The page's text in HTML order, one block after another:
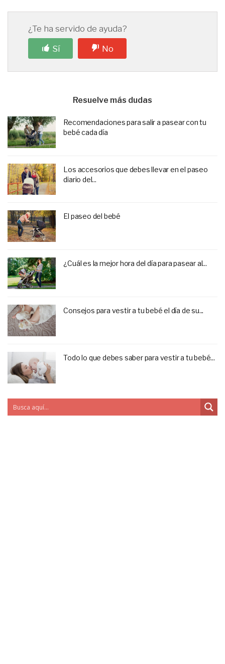
¿Te ha servido de ayuda?
Sí
No
Resuelve más dudas
Recomendaciones para salir a pasear con tu
bebé cada día
Los accesorios que debes llevar en el paseo
diario del...
El paseo del bebé
¿Cuál es la mejor hora del día para pasear al...
Consejos para vestir a tu bebé el día de su...
Todo lo que debes saber para vestir a tu bebé...